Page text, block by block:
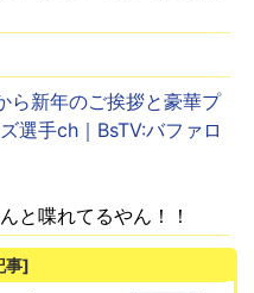
ら新年のご挨拶と豪華プ
選手ch｜BsTV:バファロ
と喋れてるやん！！
事]